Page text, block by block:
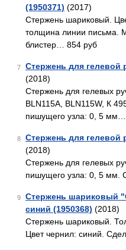
(1950371) (2017)
Стержень шариковый.
толщина линии письма.
блистер… 854 руб
7
Стержень для гелевой
(2018)
Стержень для гелевых
BLN115A, BLN115W, К
пишущего узла: 0, 5
8
Стержень для гелевой
(2018)
Стержень для гелевых
пишущего узла: 0, 5 мм.
9
Стержень шариковый
синий (1950368) (2018)
Стержень шариковый.
Цвет чернил: синий.